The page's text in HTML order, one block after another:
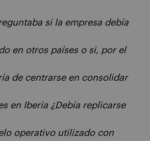
si la empresa debía
en otros países o si, por el
de centrarse en consolidar
en Iberia ¿Debía replicarse
operativo utilizado con